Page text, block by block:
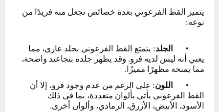
يتميز القط الفرعوني بعدة خصائص تجعل منه فريدًا من
نوعه:
• الجلد: يتمتع القط الفرعوني بجلد عاري، مما
يعني أنه ليس لديه فرو. وقد يظهر جلده بتجاعيد واضحة،
مما يمنحه مظهرًا مميزًا.
•
اللون: على الرغم من عدم وجود فرو، إلا أن
القط الفرعوني يأتي بألوان متعددة، بما في ذلك
الأسود، الأبيض، الأزرق، الرمادي، وألوان أخرى.